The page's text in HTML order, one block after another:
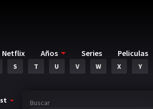
Netflix Años Series Peliculas
S T U V W X Y
Buscar